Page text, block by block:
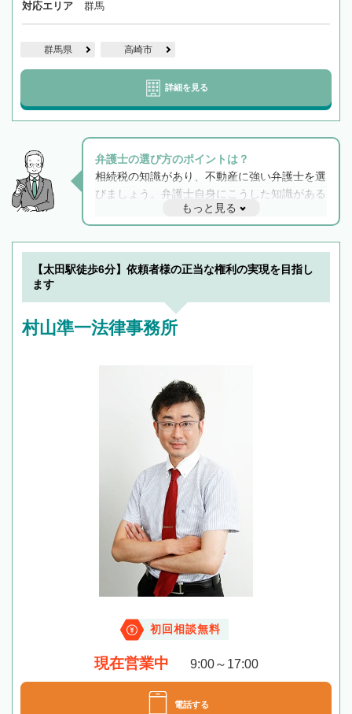
対応エリア 群馬
群馬県 高崎市
詳細を見る
弁護士の選び方のポイントは？
相続税の知識があり、不動産に強い弁護士を選
びましょう。弁護士自身にこうした知識がある
と他士業との連携もスムーズに進み、トラブル
解決のみならず相続をトータルで任せることが
できます。また、相続は感情がからむ分野なの
でフィーリングも重要です。実際に電話や面談
もっと見る
【太田駅徒歩6分】依頼者様の正当な権利の実現を目指し
ます
村山準一法律事務所
初回相談無料
現在営業中 9:00～17:00
電話する